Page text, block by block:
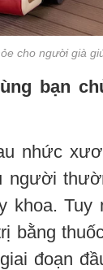
cho người già
bạn
nhức
người
khoa. Tuy
bằng
đoạn